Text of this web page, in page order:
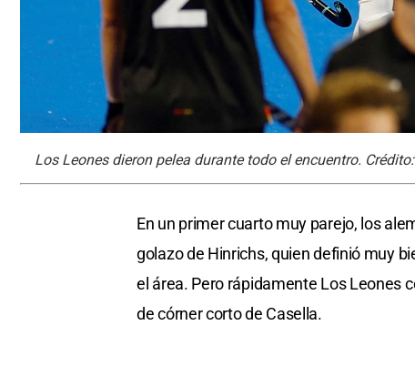
Los Leones dieron pelea durante todo el encuentro.
En un primer cuarto muy parejo, los
golazo de Hinrichs, quien definió muy
el área. Pero rápidamente Los Leones
de córner corto de Casella.